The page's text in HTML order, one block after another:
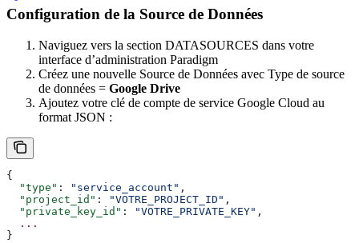
Configuration de la Source de Données
Naviguez vers la section DATASOURCES dans votre
interface d’administration Paradigm
Créez une nouvelle Source de Données avec Type de source
de données = Google Drive
Ajoutez votre clé de compte de service Google Cloud au
format JSON :
{
  "type"
: "service_account" ,
  "project_id"
: "VOTRE_PROJECT_ID" ,
  "private_key_id"
: "VOTRE_PRIVATE_KEY" ,
  ...
}